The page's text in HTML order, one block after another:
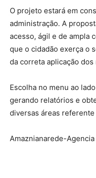
O projeto estará em
administração. A
acesso, ágil e de ampla
que o cidadão exerça o
da correta aplicação
Escolha no menu ao
gerando relatórios e
diversas áreas
Amaznianarede-Agencia